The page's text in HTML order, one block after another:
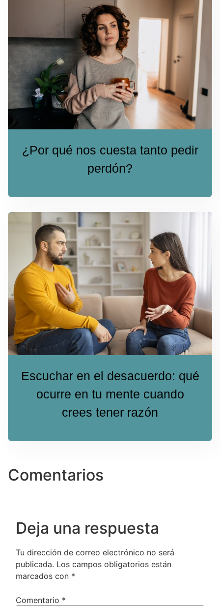
¿Por qué nos cuesta tanto pedir
perdón?
Escuchar en el desacuerdo: qué
ocurre en tu mente cuando
crees tener razón
Comentarios
Deja una respuesta
Tu dirección de correo electrónico no será
publicada. Los campos obligatorios están
marcados con *
Comentario *